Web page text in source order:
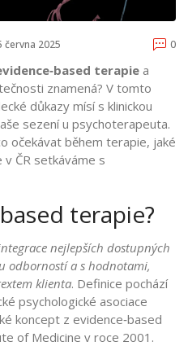
června 2025 0
terapiea
znamená? V tomto
důkazy mísí s klinickou
sezení u psychoterapeuta.
očekávat během terapie, jaké
ČR setkáváme s
terapie?
nejlepších dostupných
odborností a s hodnotami,
klienta. Definice pochází
psychologické asociace
koncept z evidence‑based
of Medicine v roce 2001.